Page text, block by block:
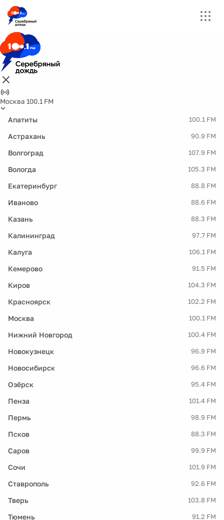
Москва 100.1 FM
Апатиты 100.1 FM
Астрахань 90.9 FM
Волгоград 107.9 FM
Вологда 105.3 FM
Екатеринбург 88.8 FM
Иваново 88.6 FM
Казань 88.3 FM
Калининград 97.7 FM
Калуга 106.1 FM
Кемерово 91.5 FM
Киров 104.3 FM
Красноярск 102.2 FM
Москва 100.1 FM
Нижний Новгород 100.4 FM
Новокузнецк 96.9 FM
Новосибирск 96.6 FM
Озёрск 95.4 FM
Пенза 101.4 FM
Пермь 98.9 FM
Псков 88.3 FM
Саров 99.9 FM
Сочи 101.9 FM
Ставрополь 92.6 FM
Тверь 103.8 FM
Тюмень 91.2 FM